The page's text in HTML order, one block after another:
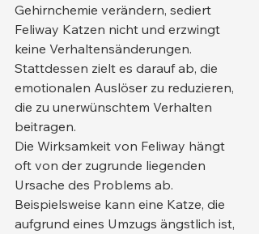
Gehirnchemie verändern, sediert
Feliway Katzen nicht und erzwingt
keine Verhaltensänderungen.
Stattdessen zielt es darauf ab, die
emotionalen Auslöser zu reduzieren,
die zu unerwünschtem Verhalten
beitragen.
Die Wirksamkeit von Feliway hängt
oft von der zugrunde liegenden
Ursache des Problems ab.
Beispielsweise kann eine Katze, die
aufgrund eines Umzugs ängstlich ist,